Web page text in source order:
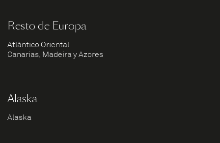
Resto de Europa
Atlántico Oriental
Canarias, Madeira y Azores
Alaska
Alaska